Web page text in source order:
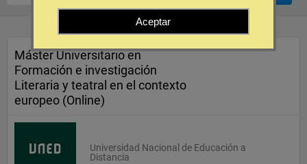
Máster Universitario en
Formación e investigación
Literaria y teatral en el contexto
europeo (Online)
Universidad Nacional de Educación a
Distancia
Aceptar